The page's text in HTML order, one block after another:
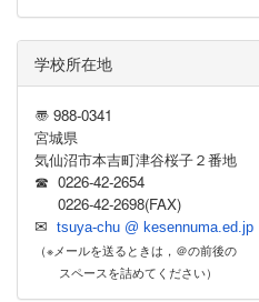
学校所在地
〠 988-0341
宮城県
気仙沼市本吉町津谷桜子２番地
☎ 0226-42-2654
0226-42-2698(FAX)
✉ tsuya-chu @ kesennuma.ed.jp
（※メールを送るときは，＠の前後の
スペースを詰めてください）